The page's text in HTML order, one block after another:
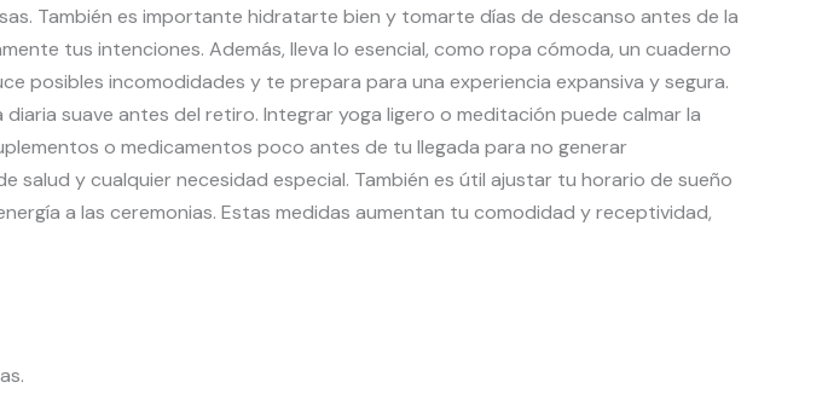
También es importante hidratarte bien y tomarte días de descanso antes de la
tus intenciones. Además, lleva lo esencial, como ropa cómoda, un cuaderno
posibles incomodidades y te prepara para una experiencia expansiva y segura.
suave antes del retiro. Integrar yoga ligero o meditación puede calmar la
o medicamentos poco antes de tu llegada para no generar
y cualquier necesidad especial. También es útil ajustar tu horario de sueño
a las ceremonias. Estas medidas aumentan tu comodidad y receptividad,